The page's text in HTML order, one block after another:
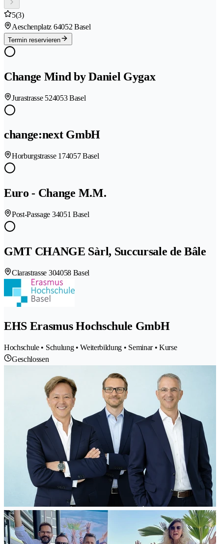
5(3)
Aeschenplatz 64052 Basel
Termin reservieren
Change Mind by Daniel Gygax
Jurastrasse 524053 Basel
change:next GmbH
Horburgstrasse 174057 Basel
Euro - Change M.M.
Post-Passage 34051 Basel
GMT CHANGE Sàrl, Succursale de Bâle
Clarastrasse 304058 Basel
EHS Erasmus Hochschule GmbH
Hochschule • Schulung • Weiterbildung • Seminar • Kurse
Geschlossen